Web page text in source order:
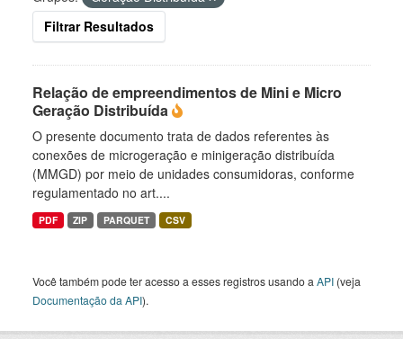
Filtrar Resultados
Relação de empreendimentos de Mini e Micro
Geração Distribuída
O presente documento trata de dados referentes às
conexões de microgeração e minigeração distribuída
(MMGD) por meio de unidades consumidoras, conforme
regulamentado no art....
PDF ZIP PARQUET CSV
Você também pode ter acesso a esses registros usando a API (veja
Documentação da API).